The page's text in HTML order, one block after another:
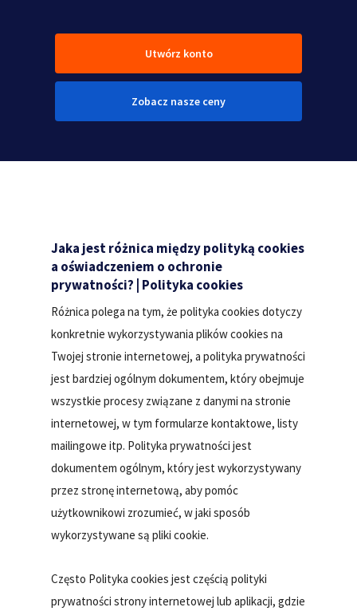
Utwórz konto
Zobacz nasze ceny
Jaka jest różnica między polityką cookies
a oświadczeniem o ochronie
prywatności? | Polityka cookies
Różnica polega na tym, że polityka cookies dotyczy
konkretnie wykorzystywania plików cookies na
Twojej stronie internetowej, a polityka prywatności
jest bardziej ogólnym dokumentem, który obejmuje
wszystkie procesy związane z danymi na stronie
internetowej, w tym formularze kontaktowe, listy
mailingowe itp. Polityka prywatności jest
dokumentem ogólnym, który jest wykorzystywany
przez stronę internetową, aby pomóc
użytkownikowi zrozumieć, w jaki sposób
wykorzystywane są pliki cookie.
Często Polityka cookies jest częścią polityki
prywatności strony internetowej lub aplikacji, gdzie